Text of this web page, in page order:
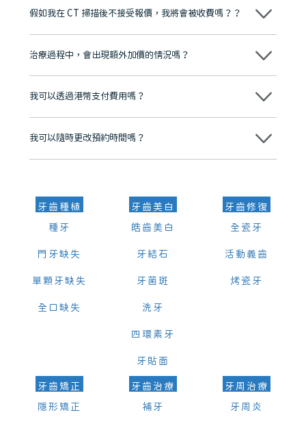
牌」、「2025香港企業領袖品牌」，是諾貝爾種植系統全球放心植牙中
至今已服務超過三十個國家和地區的顧客，受到粵港澳大灣區及周邊城
市市民極高的口碑評價及信任推薦 珠海、深圳設有八大分院，香港亦設
有咨詢及服務保障中心，有任何問題都可以隨時預約免費咨詢，讓人十
假如我在 CT 掃描後不接受報價，我將會被收費嗎？？
不會！只要未開始實際服務之前，你不會被收取任何費用。
治療過程中，會出現額外加價的情況嗎？
不會，治療前我們會詳細說明治療方案及對應的價錢，顧客同意並簽字
我可以透過港幣支付費用嗎？
可以。維港口腔會按照當日匯率轉算收取費用，而匯率會及時告知客人
我可以隨時更改預約時間嗎？
可以，請盡早通過wechat或whatsapp聯絡我們，告知我們你原本預約
牙齒種植
種牙
門牙缺失
單顆牙缺失
全口缺失
牙齒美白
皓齒美白
牙結石
牙菌斑
洗牙
四環素牙
牙貼面
牙齒修復
全瓷牙
活動義齒
烤瓷牙
牙齒矯正
隱形矯正
牙齒治療
補牙
牙周治療
牙周炎